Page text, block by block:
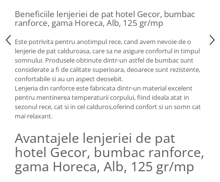
Beneficiile lenjeriei de pat hotel Gecor, bumbac
ranforce, gama Horeca, Alb, 125 gr/mp
Este potrivita pentru anotimpul rece, cand avem nevoie de o
lenjerie de pat calduroasa, care sa ne asigure confortul in timpul
somnului. Produsele obtinute dintr-un astfel de bumbac sunt
considerate a fi de calitate superioara, deoarece sunt rezistente,
confortabile si au un aspect deosebit.
Lenjeria din ranforce este fabricata dintr-un material excelent
pentru mentinerea temperaturii corpului, fiind ideala atat in
sezonul rece, cat si in cel calduros,oferind confort si un somn cat
mai relaxant.
Avantajele lenjeriei de pat
hotel Gecor, bumbac ranforce,
gama Horeca, Alb, 125 gr/mp